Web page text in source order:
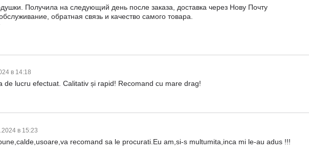
Получила на следующий день после заказа, доставка через Нову Почту
обратная связь и качество самого товара.
в 14:18
de lucru efectuat. Calitativ și rapid! Recomand cu mare drag!
в 15:23
recomand sa le procurati.Eu am,si-s multumita,inca mi le-au adus !!!